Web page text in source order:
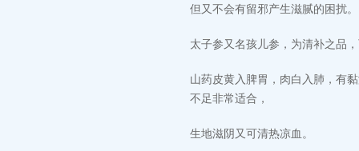
但又不会有留邪产生滋腻的困扰。
太子参又名孩儿参，为清补之品
山药皮黄入脾胃，肉白入肺，有
不足非常适合，
生地滋阴又可清热凉血。